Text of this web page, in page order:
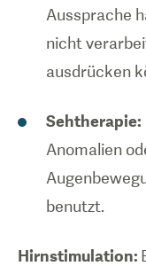
Aussprache
nicht
ausdrücken
Sehtherapie:
Anomalien
benutzt.
Hirnstimulation: